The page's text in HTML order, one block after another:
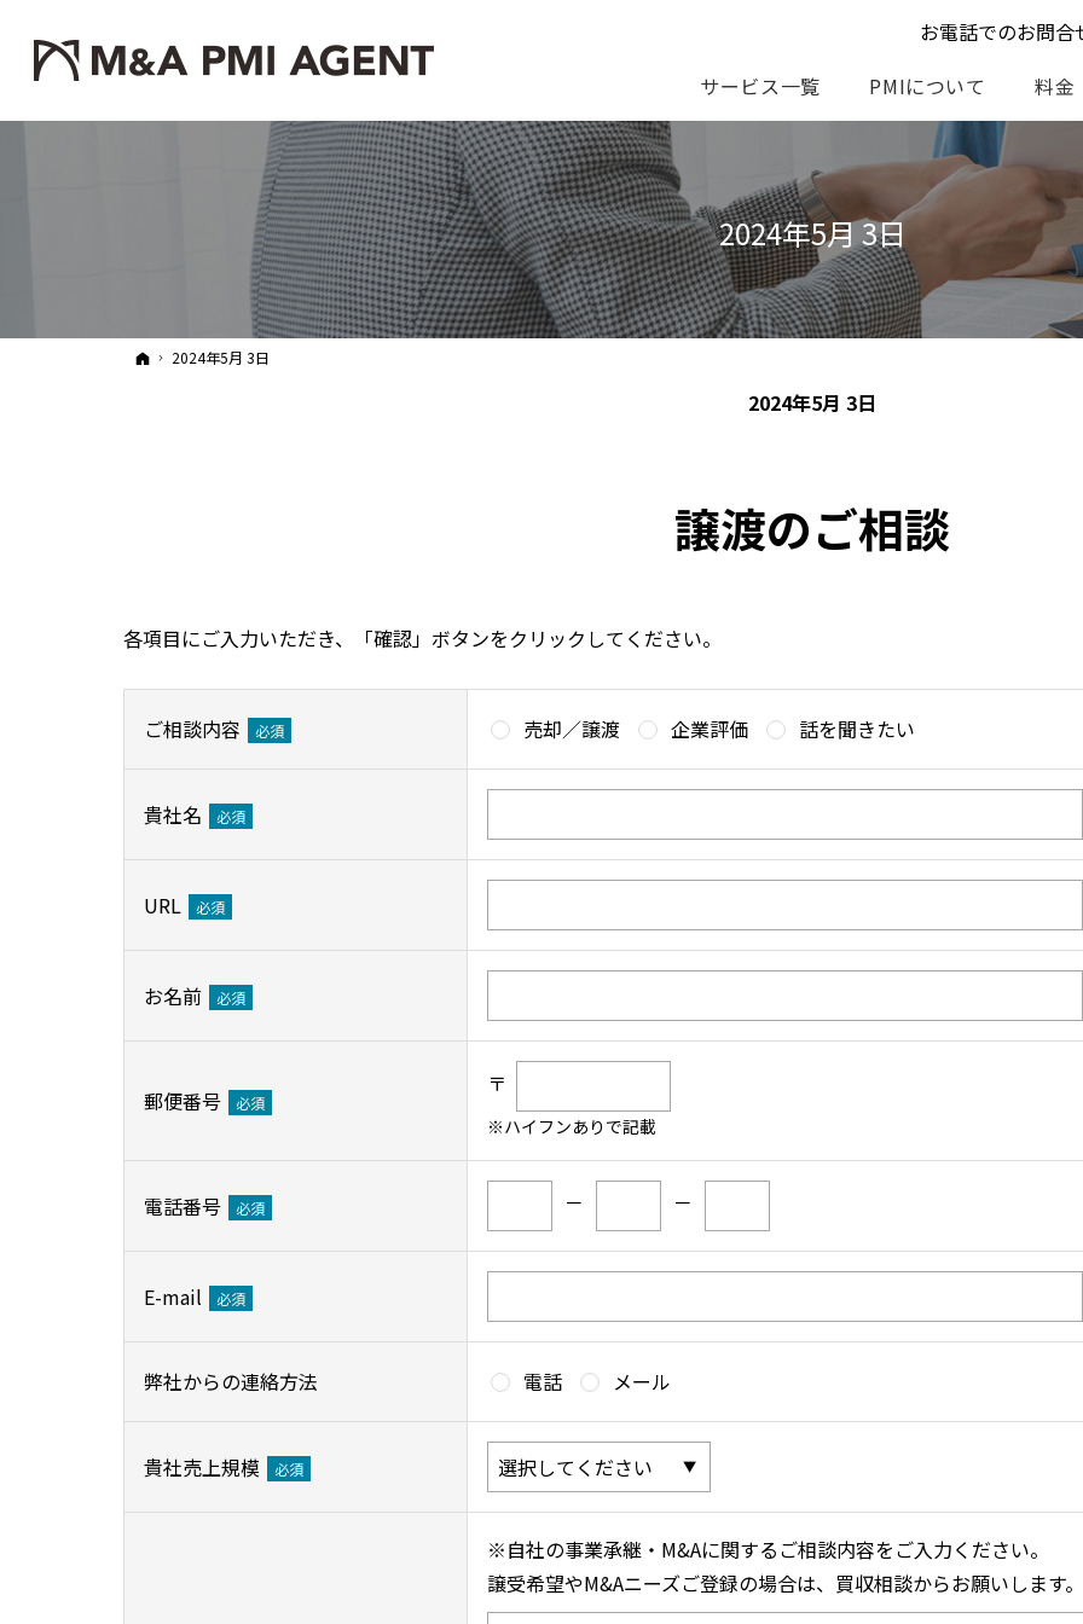
2024年5月 3日
ホーム
2024年5月 3日
2024年5月 3日
譲渡のご相談
各項目にご入力いただき、「確認」ボタンをクリックしてください。
ご相談内容 必須 売却／譲渡 企業評価 話を聞きたい
貴社名 必須
URL 必須
お名前 必須
郵便番号 必須
〒
※ハイフンありで記載
電話番号 必須 － －
E-mail 必須
弊社からの連絡方法 電話 メール
貴社売上規模 必須
※自社の事業承継・M&Aに関するご相談内容をご入力ください。
譲受希望やM&Aニーズご登録の場合は、買収相談からお願いします。
お電話でのお問合
サービス一覧
PMIについて 料金